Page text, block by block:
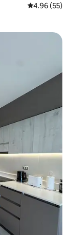
平均评分
4.96 (55)